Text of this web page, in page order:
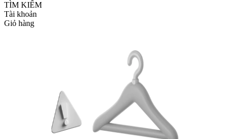
TÌM KIẾM
Tài khoản
Giỏ hàng